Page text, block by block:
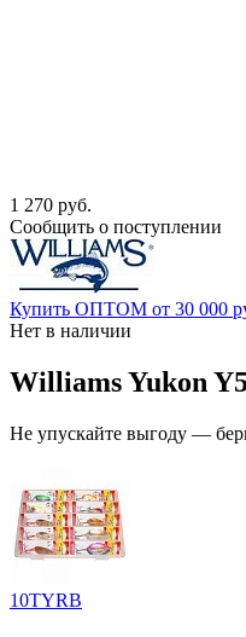
1 270 руб.
Сообщить о поступлении
Купить ОПТОМ от 30 000
Нет в наличии
Williams Yukon
Не упускайте выгоду —
10TYRB